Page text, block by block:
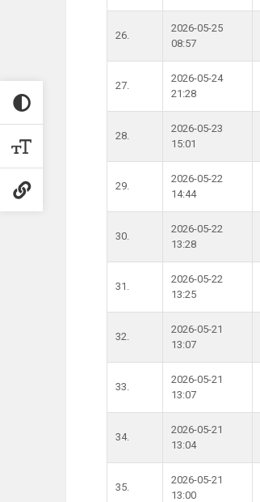
26.
2026-05-25
08:57
27.
2026-05-24
21:28
28.
2026-05-23
15:01
29.
2026-05-22
14:44
30.
2026-05-22
13:28
31.
2026-05-22
13:25
32.
2026-05-21
13:07
33.
2026-05-21
13:07
34.
2026-05-21
13:04
35.
2026-05-21
13:00